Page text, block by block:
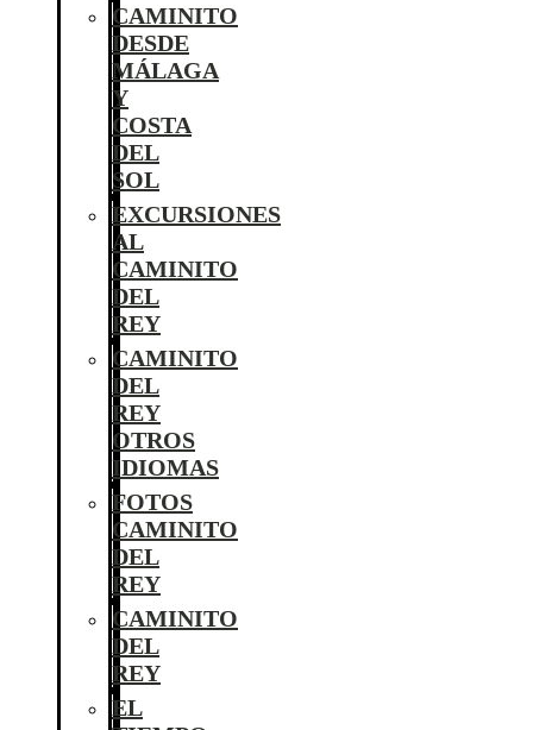
CAMINITO
DESDE
MÁLAGA
Y
COSTA
DEL
SOL
EXCURSIONES
AL
CAMINITO
DEL
REY
CAMINITO
DEL
REY
OTROS
IDIOMAS
FOTOS
CAMINITO
DEL
REY
CAMINITO
DEL
REY
EL